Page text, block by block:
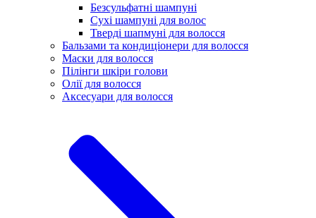
Безсульфатні шампуні
Сухі шампуні для волос
Тверді шапмуні для волосся
Бальзами та кондиціонери для волосся
Маски для волосся
Пілінги шкіри голови
Олії для волосся
Аксесуари для волосся